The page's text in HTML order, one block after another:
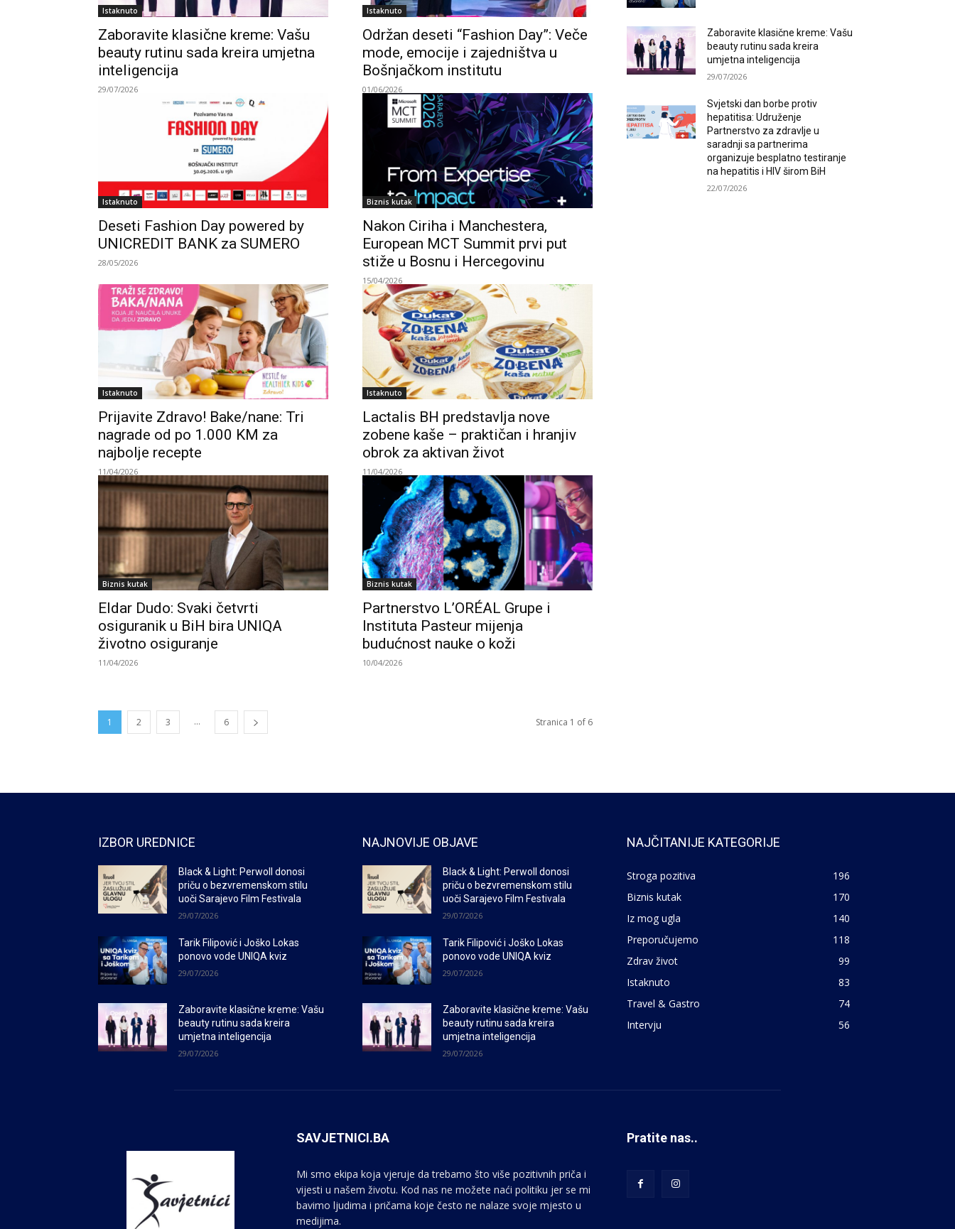
Istaknuto
Zaboravite klasične kreme: Vašu
beauty rutinu sada kreira umjetna
inteligencija
29/07/2026
Istaknuto
Održan deseti “Fashion Day”: Veče
mode, emocije i zajedništva u
Bošnjačkom institutu
01/06/2026
Istaknuto
Deseti Fashion Day powered by
UNICREDIT BANK za SUMERO
28/05/2026
Biznis kutak
Nakon Ciriha i Manchestera,
European MCT Summit prvi put
stiže u Bosnu i Hercegovinu
15/04/2026
Istaknuto
Prijavite Zdravo! Bake/nane: Tri
nagrade od po 1.000 KM za
najbolje recepte
11/04/2026
Istaknuto
Lactalis BH predstavlja nove
zobene kaše – praktičan i hranjiv
obrok za aktivan život
11/04/2026
Biznis kutak
Eldar Dudo: Svaki četvrti
osiguranik u BiH bira UNIQA
životno osiguranje
11/04/2026
Biznis kutak
Partnerstvo L’ORÉAL Grupe i
Instituta Pasteur mijenja
budućnost nauke o koži
10/04/2026
1 2 3 ... 6 Stranica 1 of 6
Zaboravite klasične kreme: Vašu
beauty rutinu sada kreira
umjetna inteligencija
29/07/2026
Svjetski dan borbe protiv
hepatitisa: Udruženje
Partnerstvo za zdravlje u
saradnji sa partnerima
organizuje besplatno testiranje
na hepatitis i HIV širom BiH
22/07/2026
IZBOR UREDNICE
Black & Light: Perwoll donosi
priču o bezvremenskom stilu
uoči Sarajevo Film Festivala
29/07/2026
Tarik Filipović i Joško Lokas
ponovo vode UNIQA kviz
29/07/2026
Zaboravite klasične kreme: Vašu
beauty rutinu sada kreira
umjetna inteligencija
29/07/2026
NAJNOVIJE OBJAVE
Black & Light: Perwoll donosi
priču o bezvremenskom stilu
uoči Sarajevo Film Festivala
29/07/2026
Tarik Filipović i Joško Lokas
ponovo vode UNIQA kviz
29/07/2026
Zaboravite klasične kreme: Vašu
beauty rutinu sada kreira
umjetna inteligencija
29/07/2026
NAJČITANIJE KATEGORIJE
Stroga pozitiva
196
Biznis kutak
170
Iz mog ugla
140
Preporučujemo
118
Zdrav život
99
Istaknuto
83
Travel & Gastro
74
Intervju
56
SAVJETNICI.BA
Mi smo ekipa koja vjeruje da trebamo što više pozitivnih priča i
vijesti u našem životu. Kod nas ne možete naći politiku jer se mi
bavimo ljudima i pričama koje često ne nalaze svoje mjesto u
medijima.
Pratite nas..